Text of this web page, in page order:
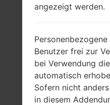
angezeigt werden.
Benutzer frei zur
bei Verwendung
automatisch
Sofern nicht
in diesem